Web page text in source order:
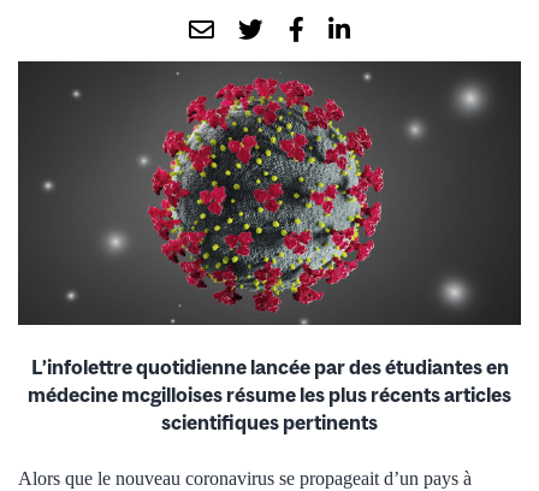
L’infolettre quotidienne lancée par des étudiantes en
médecine mcgilloises résume les plus récents articles
scientifiques pertinents
Alors que le nouveau coronavirus se propageait d’un pays à